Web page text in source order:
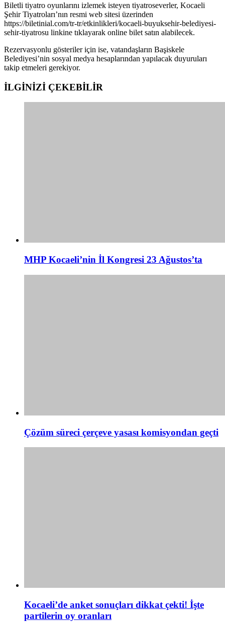
Biletli tiyatro oyunlarını izlemek isteyen tiyatroseverler, Kocaeli
Şehir Tiyatroları’nın resmi web sitesi üzerinden
https://biletinial.com/tr-tr/etkinlikleri/kocaeli-buyuksehir-belediyesi-
sehir-tiyatrosu linkine tıklayarak online bilet satın alabilecek.
Rezervasyonlu gösteriler için ise, vatandaşların Başiskele
Belediyesi’nin sosyal medya hesaplarından yapılacak duyuruları
takip etmeleri gerekiyor.
İLGİNİZİ ÇEKEBİLİR
MHP Kocaeli’nin İl Kongresi 23 Ağustos’ta
Çözüm süreci çerçeve yasası komisyondan geçti
Kocaeli’de anket sonuçları dikkat çekti! İşte
partilerin oy oranları